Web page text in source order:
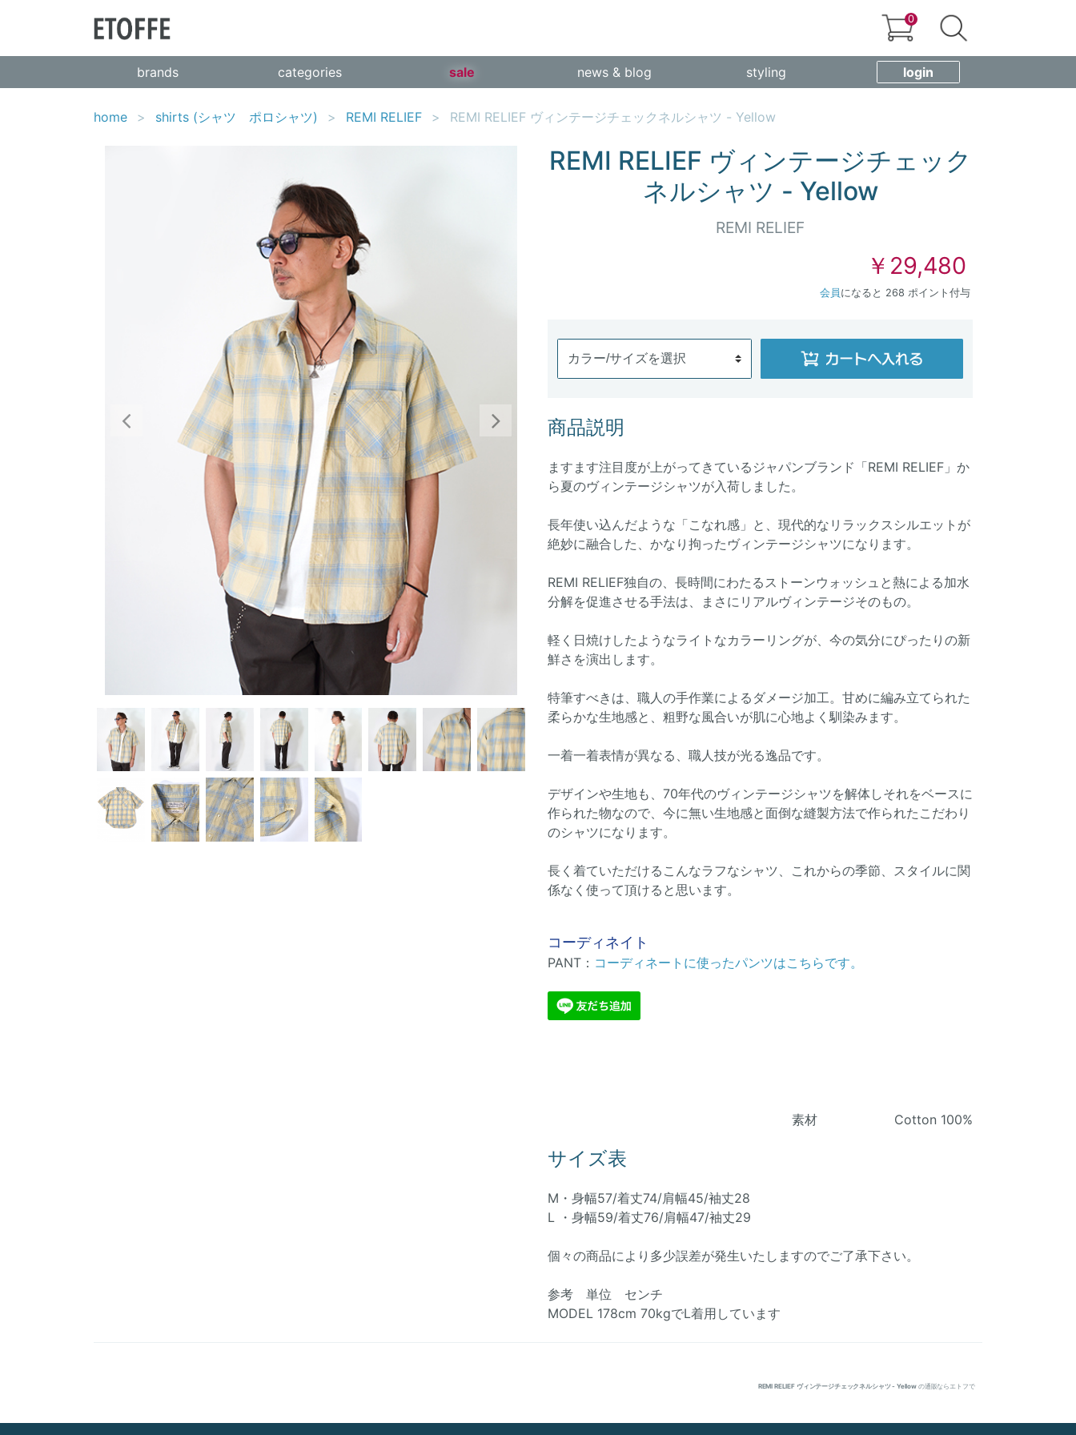
0
brands categories sale news & blog styling login
home shirts (シャツ ポロシャツ) REMI RELIEF REMI RELIEF ヴィンテージチェックネルシャツ - Yellow
REMI RELIEF ヴィンテージチェック
ネルシャツ - Yellow
REMI RELIEF
￥29,480
会員 になると 268 ポイント付与
Previous Next 商品説明
ますます注目度が上がってきているジャパンブランド「REMI RELIEF」か
ら夏のヴィンテージシャツが入荷しました。
長年使い込んだような「こなれ感」と、現代的なリラックスシルエットが
絶妙に融合した、かなり拘ったヴィンテージシャツになります。
REMI RELIEF独自の、長時間にわたるストーンウォッシュと熱による加水
分解を促進させる手法は、まさにリアルヴィンテージそのもの。
軽く日焼けしたようなライトなカラーリングが、今の気分にぴったりの新
鮮さを演出します。
特筆すべきは、職人の手作業によるダメージ加工。甘めに編み立てられた
柔らかな生地感と、粗野な風合いが肌に心地よく馴染みます。
一着一着表情が異なる、職人技が光る逸品です。
デザインや生地も、70年代のヴィンテージシャツを解体しそれをベースに
作られた物なので、今に無い生地感と面倒な縫製方法で作られたこだわり
のシャツになります。
長く着ていただけるこんなラフなシャツ、これからの季節、スタイルに関
係なく使って頂けると思います。
コーディネイト
PANT： コーディネートに使ったパンツはこちらです。
素材 Cotton 100%
サイズ表
M・身幅57/着丈74/肩幅45/袖丈28
L ・身幅59/着丈76/肩幅47/袖丈29
個々の商品により多少誤差が発生いたしますのでご了承下さい。
参考 単位 センチ
MODEL 178cm 70kgでL着用しています
REMI RELIEF ヴィンテージチェックネルシャツ - Yellow の通販ならエトフで